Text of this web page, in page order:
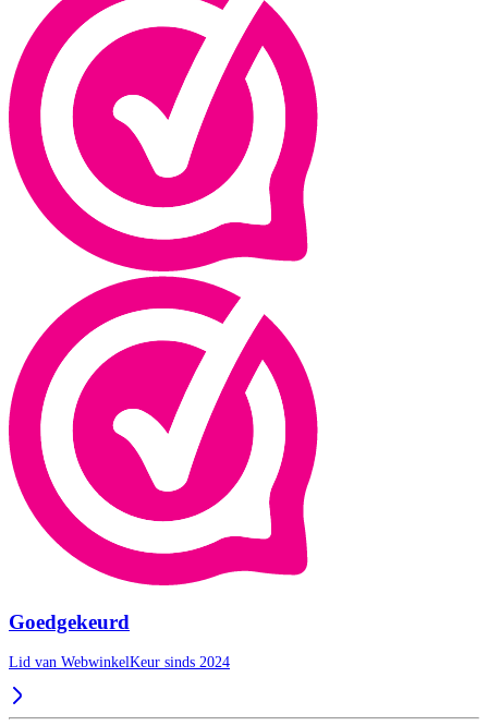
Goedgekeurd
Lid van WebwinkelKeur sinds 2024